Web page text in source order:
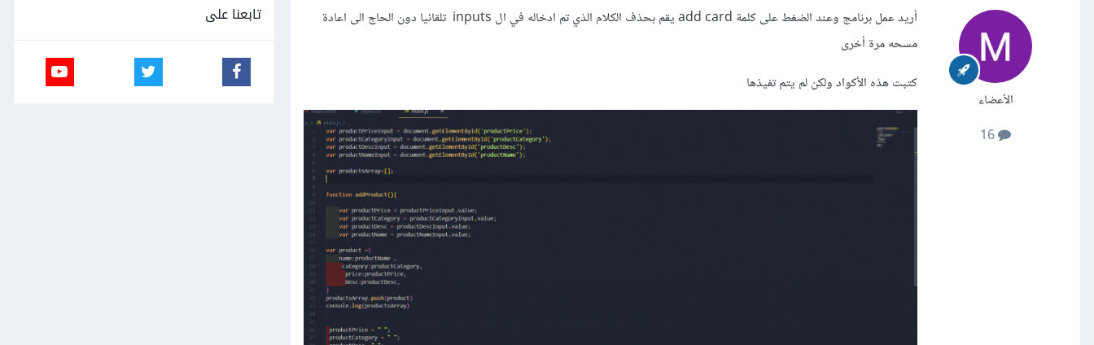
الأعضاء
أريد عمل برنامج وعند الضغط على كلمة add card يقم بحذف الكلام الذي تم ادخاله في ال inputs تلقائيا دون الحاج الى اعادة
مسحه مرة أخرى
كتبت هذه الأكواد ولكن لم يتم تفيذها
تابعنا على